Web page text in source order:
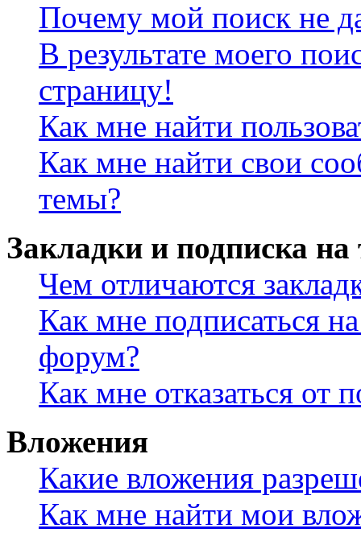
Почему мой поиск не
В результате моего
страницу!
Как мне найти
Как мне найти свои
темы?
Закладки и подписка
Чем отличаются
Как мне подписаться
форум?
Как мне отказаться от
Вложения
Какие вложения
Как мне найти мои